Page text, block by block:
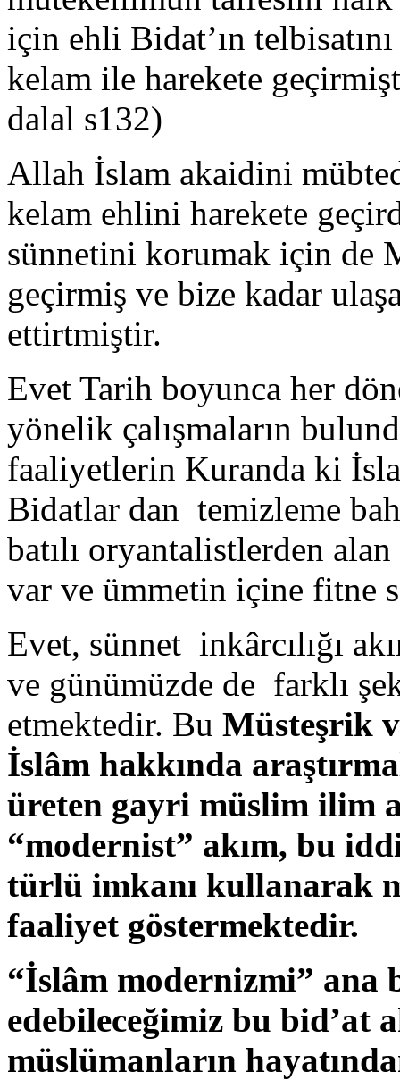
için ehli Bidat’ın
kelam ile harekete
dalal s132)
Allah İslam akaidini
kelam ehlini harekete
sünnetini korumak için de
geçirmiş ve bize kadar
ettirtmiştir.
Evet Tarih boyunca her
yönelik çalışmaların
faaliyetlerin Kuranda ki
Bidatlar dan temizleme
batılı oryantalistlerden
var ve ümmetin içine fitne
Evet, sünnet inkârcılığı
ve günümüzde de farklı
etmektedir. Bu Müsteşrik
İslâm hakkında
üreten gayri müslim ilim
“modernist” akım, bu
türlü imkanı kullanarak
faaliyet göstermektedir.
“İslâm modernizmi” ana
edebileceğimiz bu bid’at
müslümanların